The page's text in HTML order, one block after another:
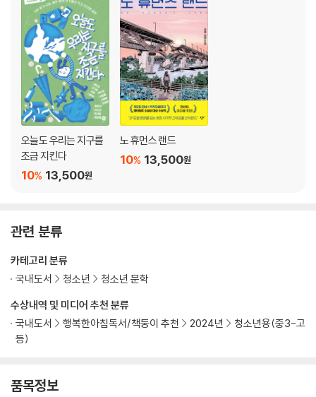
해야만 하는 일
있어야 하는, 없어야 하는
아직 끝나지 않았어
경계 너머
남아 있는 시간
마지막 선택
숨이 막힐 정도로
달이 빛나는 밤
에필로그
오늘도 우리는 지구를
조금 지킨다
13,500원
10%
노 휴먼스 랜드
13,500원
10%
관련 분류
수상내역 및 미디어 추천 분류
국내도서
행복한아침독서/책둥이 추천 2024년
청소년용(중3-고
등)
카테고리 분류
국내도서
청소년 청소년 문학
품목정보